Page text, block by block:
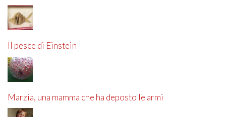
Il pesce di Einstein
Marzia, una mamma che ha deposto le armi